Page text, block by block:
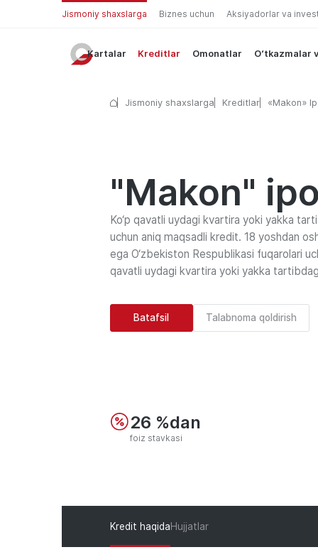
Jismoniy shaxslarga Biznes uchun Aksiyadorlar va
Kartalar Kreditlar Omonatlar O‘tkazmalar
Jismoniy shaxslarga Kreditlar «Makon»
"Makon"
Ko‘p qavatli uydagi kvartira yoki yakka
uchun аniq maqsadli kredit. 18 yoshdan
ega O‘zbekiston Respublikasi fuqarolari
qavatli uydagi kvartira yoki yakka
Batafsil Talabnoma qoldirish
26 %dan
foiz stavkasi
Kredit haqidaHujjatlar